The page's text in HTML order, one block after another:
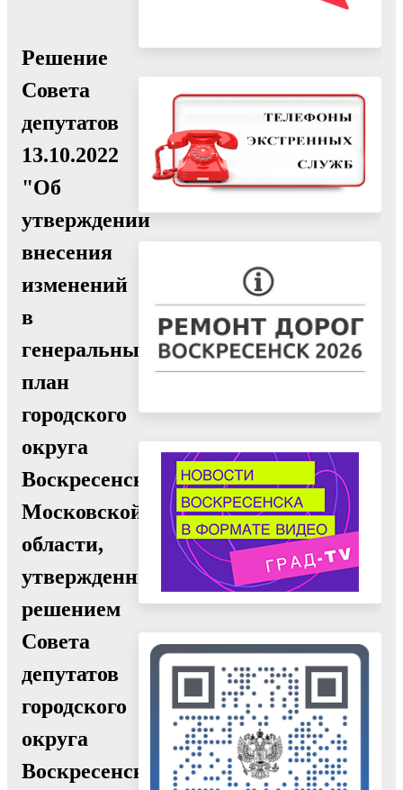
Решение
Совета
депутатов
13.10.2022
"Об
утверждении
внесения
изменений
в
генеральный
план
городского
округа
Воскресенск
Московской
области,
утвержденный
решением
Совета
депутатов
городского
округа
Воскресенск